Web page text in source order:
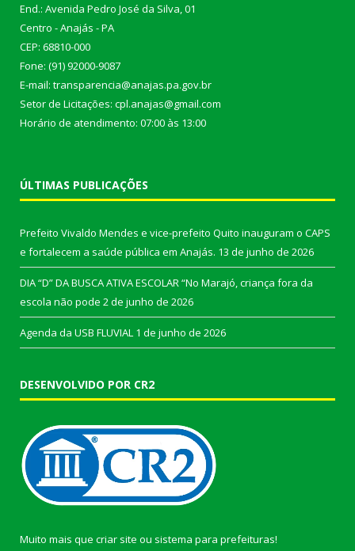
End.: Avenida Pedro José da Silva, 01
Centro - Anajás - PA
CEP: 68810-000
Fone: (91) 92000-9087
E-mail: transparencia@anajas.pa.gov.br
Setor de Licitações: cpl.anajas@gmail.com
Horário de atendimento: 07:00 às 13:00
ÚLTIMAS PUBLICAÇÕES
Prefeito Vivaldo Mendes e vice-prefeito Quito inauguram o CAPS
e fortalecem a saúde pública em Anajás. 13 de junho de 2026
DIA “D” DA BUSCA ATIVA ESCOLAR “No Marajó, criança fora da
escola não pode 2 de junho de 2026
Agenda da USB FLUVIAL 1 de junho de 2026
DESENVOLVIDO POR CR2
Muito mais que criar site ou sistema para prefeituras!